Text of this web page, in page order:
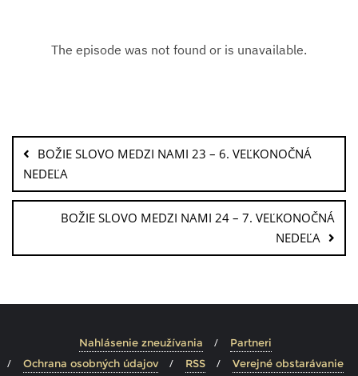
BOŽIE SLOVO MEDZI NAMI 23 – 6. VEĽKONOČNÁ
NEDEĽA
BOŽIE SLOVO MEDZI NAMI 24 – 7. VEĽKONOČNÁ
NEDEĽA
Nahlásenie zneužívania
Partneri
Ochrana osobných údajov
RSS Verejné obstarávanie